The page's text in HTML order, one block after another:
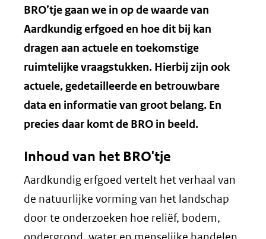
BRO’tje gaan we in op de waarde van
Aardkundig erfgoed en hoe dit bij kan
dragen aan actuele en toekomstige
ruimtelijke vraagstukken. Hierbij zijn ook
actuele, gedetailleerde en betrouwbare
data en informatie van groot belang. En
precies daar komt de BRO in beeld.
Inhoud van het BRO'tje
Aardkundig erfgoed vertelt het verhaal van
de natuurlijke vorming van het landschap
door te onderzoeken hoe reliëf, bodem,